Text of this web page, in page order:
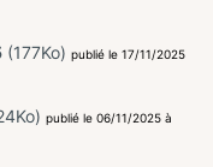
(177Ko)publié le 17/11/2025
publié le 06/11/2025 à